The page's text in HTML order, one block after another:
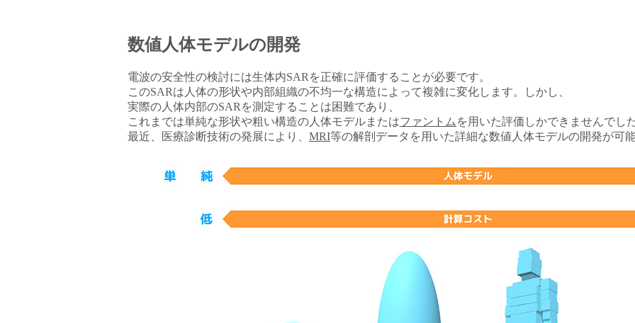
数値人体モデルの開発
電波の安全性の検討には生体内SARを正確に評価することが必要です。
このSARは人体の形状や内部組織の不均一な構造によって複雑に変化します。しかし、
実際の人体内部のSARを測定することは困難であり、
これまでは単純な形状や粗い構造の人体モデルまたはファントム を用いた評価しかできませんでした
最近、医療診断技術の発展により、 MRI等の解剖データを用いた詳細な数値人体モデルの開発が可